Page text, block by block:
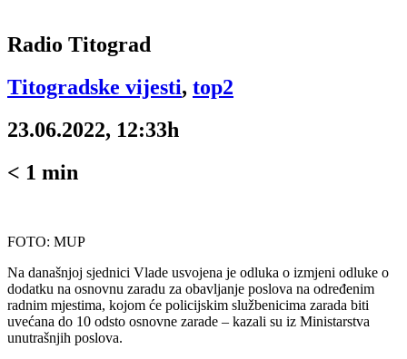
Radio Titograd
Titogradske vijesti, top2
23.06.2022, 12:33h
< 1 min
FOTO: MUP
Na današnjoj sjednici Vlade usvojena je odluka o izmjeni odluke o
dodatku na osnovnu zaradu za obavljanje poslova na određenim
radnim mjestima, kojom će policijskim službenicima zarada biti
uvećana do 10 odsto osnovne zarade – kazali su iz Ministarstva
unutrašnjih poslova.